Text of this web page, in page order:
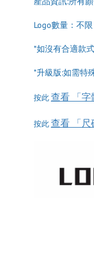
Logo數量：不限
*如沒有合適款
*升級版:如需特
按此查看 「字
按此查看 「尺